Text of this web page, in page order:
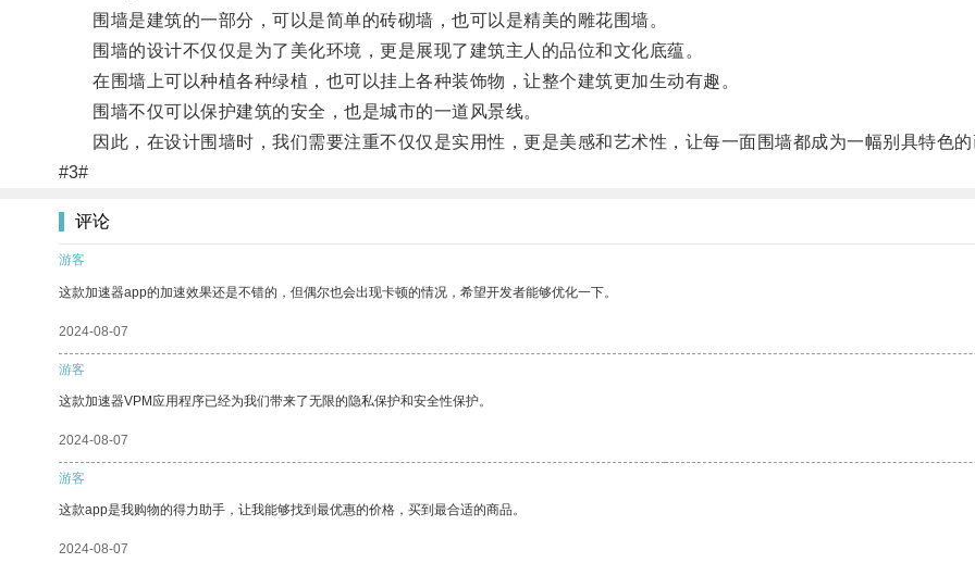
围墙是建筑的一部分，可以是简单的砖砌墙，也可以是精美的雕花围墙。
围墙的设计不仅仅是为了美化环境，更是展现了建筑主人的品位和文化底蕴。
在围墙上可以种植各种绿植，也可以挂上各种装饰物，让整个建筑更加生动有趣。
围墙不仅可以保护建筑的安全，也是城市的一道风景线。
因此，在设计围墙时，我们需要注重不仅仅是实用性，更是美感和艺术性，让每一面围墙都成为一幅别具特色的
#3#
评论
游客
这款加速器app的加速效果还是不错的，但偶尔也会出现卡顿的情况，希望开发者能够优化一下。
2024-08-07
游客
这款加速器VPM应用程序已经为我们带来了无限的隐私保护和安全性保护。
2024-08-07
游客
这款app是我购物的得力助手，让我能够找到最优惠的价格，买到最合适的商品。
2024-08-07